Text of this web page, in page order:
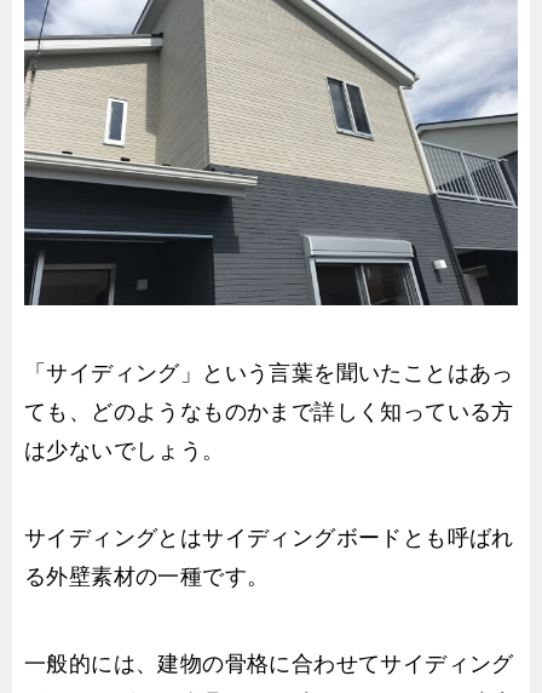
「サイディング」という言葉を聞いたことはあっ
ても、どのようなものかまで詳しく知っている方
は少ないでしょう。
サイディングとはサイディングボードとも呼ばれ
る外壁素材の一種です。
一般的には、建物の骨格に合わせてサイディング